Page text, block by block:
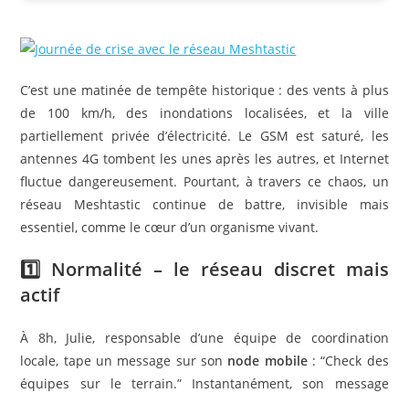
C’est une matinée de tempête historique : des vents à plus
de 100 km/h, des inondations localisées, et la ville
partiellement privée d’électricité. Le GSM est saturé, les
antennes 4G tombent les unes après les autres, et Internet
fluctue dangereusement. Pourtant, à travers ce chaos, un
réseau Meshtastic continue de battre, invisible mais
essentiel, comme le cœur d’un organisme vivant.
1️⃣ Normalité – le réseau discret mais
actif
À 8h, Julie, responsable d’une équipe de coordination
locale, tape un message sur son node mobile: “Check des
équipes sur le terrain.” Instantanément, son message